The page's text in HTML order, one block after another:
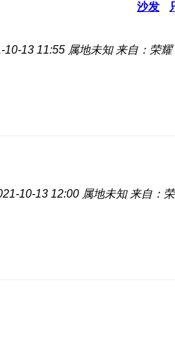
沙发
10-13 11:55 属地未知 来自：荣
10-13 12:00 属地未知 来自：